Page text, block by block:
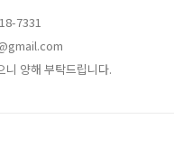
7331
양해 부탁드립니다.